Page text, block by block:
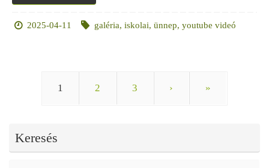
2025-04-11 galéria, iskolai, ünnep, youtube videó
1 2 3 › »
Keresés